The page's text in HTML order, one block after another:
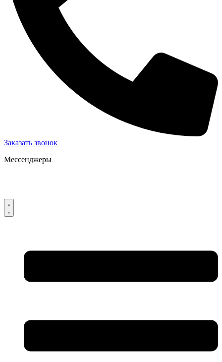
Заказать звонок
Мессенджеры